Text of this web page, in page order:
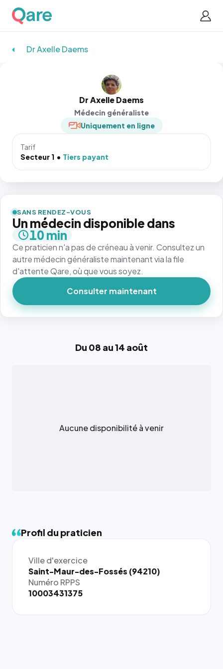
Dr Axelle Daems
Dr Axelle Daems
Médecin généraliste
Uniquement en ligne
Tarif
Secteur 1
Tiers payant
Du 08 au 14 août
Aucune disponibilité à venir
Profil du praticien
Ville d'exercice
Saint-Maur-des-Fossés (94210)
Numéro RPPS
10003431375
SANS RENDEZ-VOUS
Un médecin disponible dans
10 min
Ce praticien n'a pas de créneau à venir. Consultez un
autre médecin généraliste maintenant via la file
d'attente Qare, où que vous soyez.
Consulter maintenant
{# 40×40
: la taille
rendue par
`.profile-